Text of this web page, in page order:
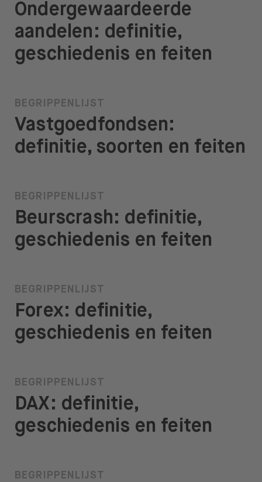
Ondergewaardeerde
aandelen: definitie,
geschiedenis en feiten
BEGRIPPENLIJST
Vastgoedfondsen:
definitie, soorten en feiten
BEGRIPPENLIJST
Beurscrash: definitie,
geschiedenis en feiten
BEGRIPPENLIJST
Forex: definitie,
geschiedenis en feiten
BEGRIPPENLIJST
DAX: definitie,
geschiedenis en feiten
BEGRIPPENLIJST